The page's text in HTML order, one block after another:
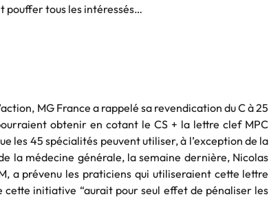
pouffer tous les intéressés…
MG France a rappelé sa revendication du C à 25
obtenir en cotant le CS + la lettre clef MPC
les 45 spécialités peuvent utiliser, à l’exception de la
la médecine générale, la semaine dernière, Nicolas
a prévenu les praticiens qui utiliseraient cette lettre
cette initiative “aurait pour seul effet de pénaliser les